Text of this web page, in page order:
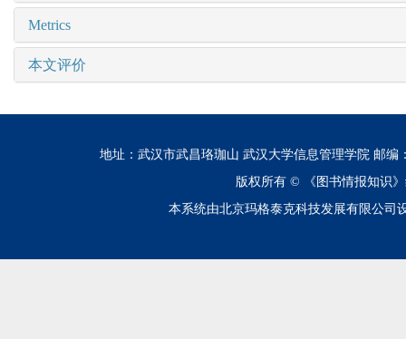
Metrics
本文评价
地址：武汉市武昌珞珈山 武汉大学信息管理学院 邮编
版权所有 ©
《图书情报知识
本系统由北京玛格泰克科技发展有限公司